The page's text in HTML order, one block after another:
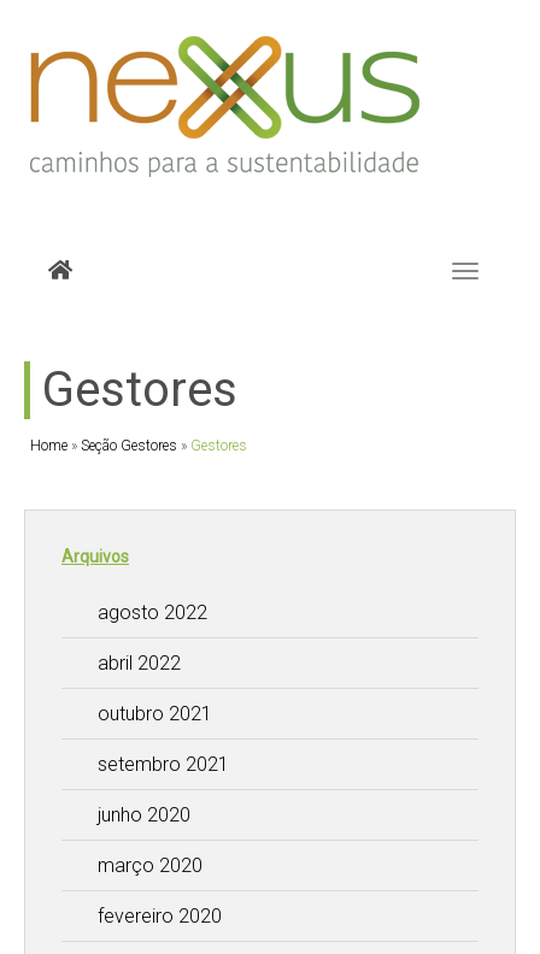
Toggle
Gestores
Home » Seção Gestores » Gestores
Arquivos
agosto 2022
abril 2022
outubro 2021
setembro 2021
junho 2020
março 2020
fevereiro 2020